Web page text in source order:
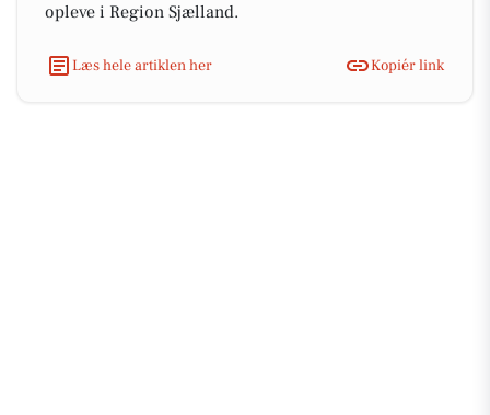
opleve i Region Sjælland.
Læs hele artiklen her Kopiér link